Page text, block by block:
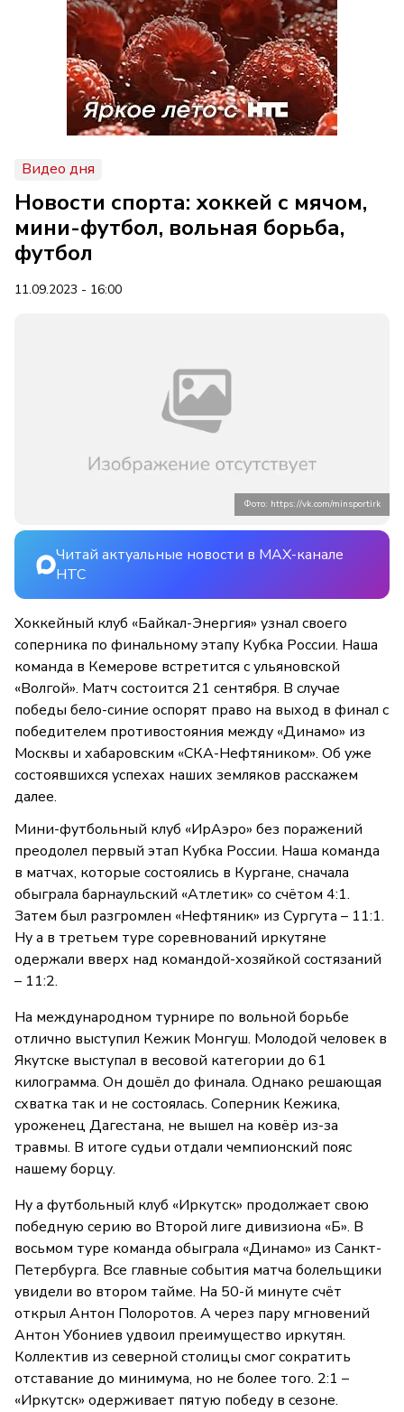
Видео дня
Новости спорта: хоккей с мячом,
мини-футбол, вольная борьба,
футбол
11.09.2023 - 16:00
Фото: https://vk.com/minsportirk
Читай актуальные новости в MAX-канале
НТС
Хоккейный клуб «Байкал-Энергия» узнал своего
соперника по финальному этапу Кубка России. Наша
команда в Кемерове встретится с ульяновской
«Волгой». Матч состоится 21 сентября. В случае
победы бело-синие оспорят право на выход в финал с
победителем противостояния между «Динамо» из
Москвы и хабаровским «СКА-Нефтяником». Об уже
состоявшихся успехах наших земляков расскажем
далее.
Мини-футбольный клуб «ИрАэро» без поражений
преодолел первый этап Кубка России. Наша команда
в матчах, которые состоялись в Кургане, сначала
обыграла барнаульский «Атлетик» со счётом 4:1.
Затем был разгромлен «Нефтяник» из Сургута – 11:1.
Ну а в третьем туре соревнований иркутяне
одержали вверх над командой-хозяйкой состязаний
– 11:2.
На международном турнире по вольной борьбе
отлично выступил Кежик Монгуш. Молодой человек в
Якутске выступал в весовой категории до 61
килограмма. Он дошёл до финала. Однако решающая
схватка так и не состоялась. Соперник Кежика,
уроженец Дагестана, не вышел на ковёр из-за
травмы. В итоге судьи отдали чемпионский пояс
нашему борцу.
Ну а футбольный клуб «Иркутск» продолжает свою
победную серию во Второй лиге дивизиона «Б». В
восьмом туре команда обыграла «Динамо» из Санкт-
Петербурга. Все главные события матча болельщики
увидели во втором тайме. На 50-й минуте счёт
открыл Антон Полоротов. А через пару мгновений
Антон Убониев удвоил преимущество иркутян.
Коллектив из северной столицы смог сократить
отставание до минимума, но не более того. 2:1 –
«Иркутск» одерживает пятую победу в сезоне.